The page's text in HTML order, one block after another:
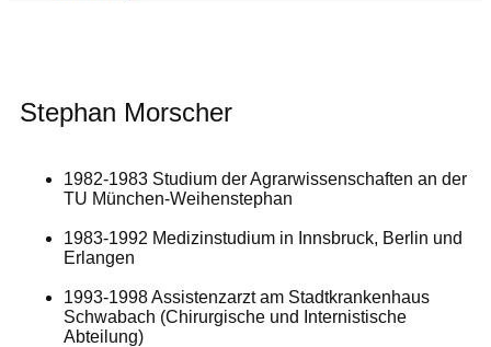
Stephan Morscher
1982-1983 Studium der Agrarwissenschaften an der
TU München-Weihenstephan
1983-1992 Medizinstudium in Innsbruck, Berlin und
Erlangen
1993-1998 Assistenzarzt am Stadtkrankenhaus
Schwabach (Chirurgische und Internistische
Abteilung)